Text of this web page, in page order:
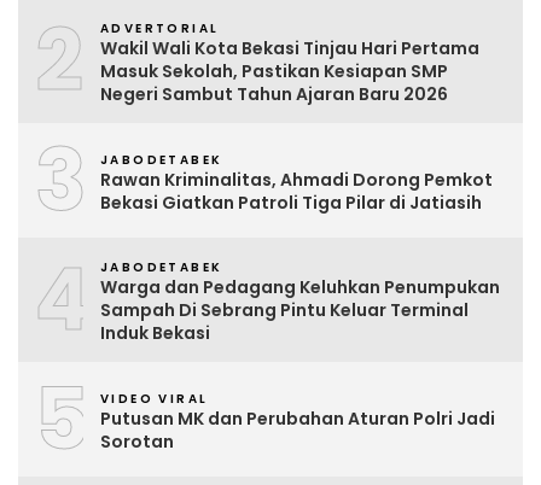
2 ADVERTORIAL
Wakil Wali Kota Bekasi Tinjau Hari Pertama
Masuk Sekolah, Pastikan Kesiapan SMP
Negeri Sambut Tahun Ajaran Baru 2026
3 JABODETABEK
Rawan Kriminalitas, Ahmadi Dorong Pemkot
Bekasi Giatkan Patroli Tiga Pilar di Jatiasih
4 JABODETABEK
Warga dan Pedagang Keluhkan Penumpukan
Sampah Di Sebrang Pintu Keluar Terminal
Induk Bekasi
5 VIDEO VIRAL
Putusan MK dan Perubahan Aturan Polri Jadi
Sorotan